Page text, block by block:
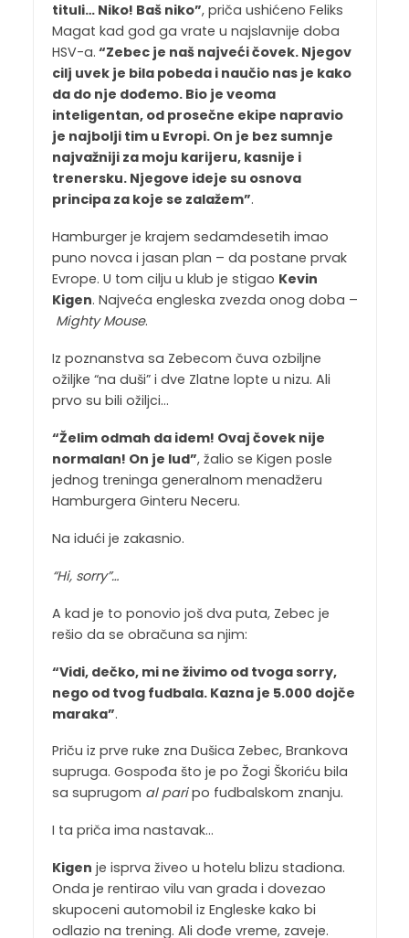
tituli… Niko! Baš niko”, priča ushićeno Feliks
Magat kad god ga vrate u najslavnije doba
HSV-a. “Zebec je naš najveći čovek. Njegov
cilj uvek je bila pobeda i naučio nas je kako
da do nje dođemo. Bio je veoma
inteligentan, od prosečne ekipe napravio
je najbolji tim u Evropi. On je bez sumnje
najvažniji za moju karijeru, kasnije i
trenersku. Njegove ideje su osnova
principa za koje se zalažem”.
Hamburger je krajem sedamdesetih imao
puno novca i jasan plan – da postane prvak
Evrope. U tom cilju u klub je stigao Kevin
Kigen. Najveća engleska zvezda onog doba –
Mighty Mouse.
Iz poznanstva sa Zebecom čuva ozbiljne
ožiljke “na duši” i dve Zlatne lopte u nizu. Ali
prvo su bili ožiljci…
“Želim odmah da idem! Ovaj čovek nije
normalan! On je lud”, žalio se Kigen posle
jednog treninga generalnom menadžeru
Hamburgera Ginteru Neceru.
Na idući je zakasnio.
“Hi, sorry”…
A kad je to ponovio još dva puta, Zebec je
rešio da se obračuna sa njim:
“Vidi, dečko, mi ne živimo od tvoga sorry,
nego od tvog fudbala. Kazna je 5.000 dojče
maraka”.
Priču iz prve ruke zna Dušica Zebec, Brankova
supruga. Gospođa što je po Žogi Škoriću bila
sa suprugom al paripo fudbalskom znanju.
I ta priča ima nastavak…
Kigen je isprva živeo u hotelu blizu stadiona.
Onda je rentirao vilu van grada i dovezao
skupoceni automobil iz Engleske kako bi
odlazio na trening. Ali dođe vreme, zaveje.